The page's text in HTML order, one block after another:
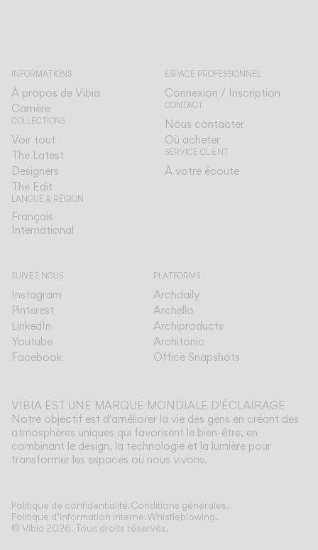
Application Sélectionnez votre Mayfair
INFORMATIONS
À propos de Vibia
Carrière
COLLECTIONS
Voir tout
The Latest
Designers
The Edit
LANGUE & RÉGION
Français
International
ESPACE PROFESSIONNEL
Connexion / Inscription
CONTACT
Nous contacter
Où acheter
SERVICE CLIENT
À votre écoute
SUIVEZ-NOUS
Instagram
Pinterest
LinkedIn
Youtube
Facebook
PLATFORMS
Archdaily
Archello
Archiproducts
Architonic
Office Snapshots
VIBIA EST UNE MARQUE MONDIALE D'ÉCLAIRAGE
Notre objectif est d'améliorer la vie des gens en créant des
atmosphères uniques qui favorisent le bien-être, en
combinant le design, la technologie et la lumière pour
transformer les espaces où nous vivons.
Politique de confidentialité.Conditions générales.
Politique d’information interne.Whistleblowing.
© Vibia 2026. Tous droits réservés.